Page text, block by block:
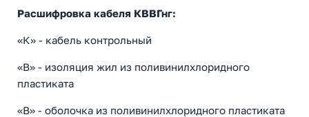
Расшифровка кабеля КВВГнг:
«К» - кабель контрольный
«В» - изоляция жил из поливинилхлоридного
пластиката
«В» - оболочка из поливинилхлоридного пластиката